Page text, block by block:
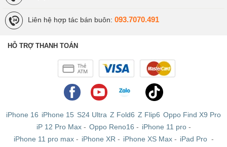
Liên hệ hợp tác bán buôn: 093.7070.491
HỖ TRỢ THANH TOÁN
iPhone 16 iPhone 15 S24 Ultra Z Fold6 Z Flip6 Oppo Find X9 Pro
iP 12 Pro Max- Oppo Reno16 - iPhone 11 pro-
iPhone 11 pro max- iPhone XR - iPhone XS Max- iPad Pro -